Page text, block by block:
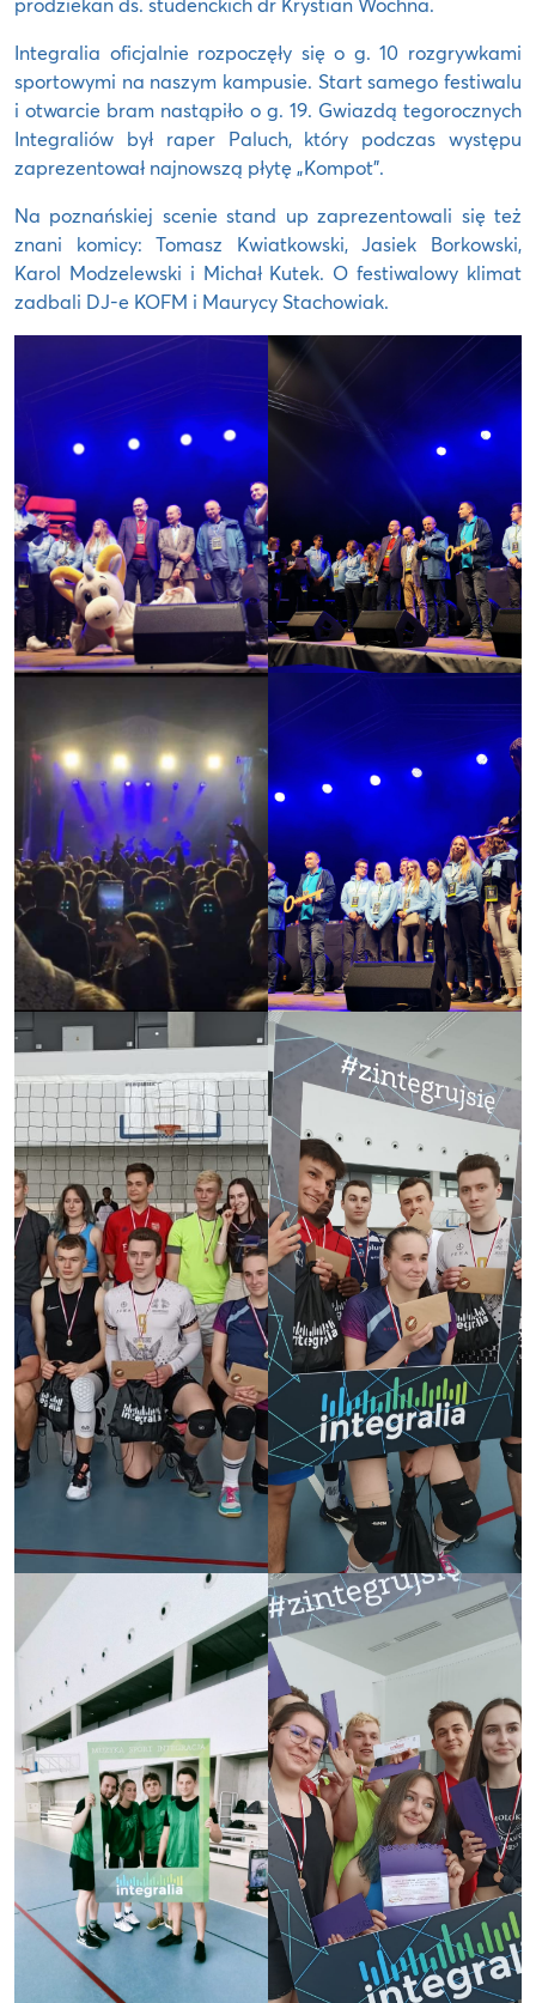
Integralia oficjalnie rozpoczęły się o g. 10 rozgrywkami
sportowymi na naszym kampusie. Start samego festiwalu
i otwarcie bram nastąpiło o g. 19. Gwiazdą tegorocznych
Integraliów był raper Paluch, który podczas występu
zaprezentował najnowszą płytę „Kompot”.
Na poznańskiej scenie stand up zaprezentowali się też
znani komicy: Tomasz Kwiatkowski, Jasiek Borkowski,
Karol Modzelewski i Michał Kutek. O festiwalowy klimat
zadbali DJ-e KOFM i Maurycy Stachowiak.